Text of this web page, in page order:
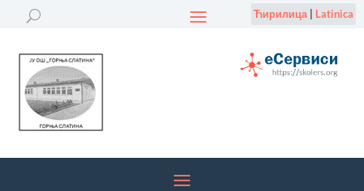
Ћирилица| Latinica